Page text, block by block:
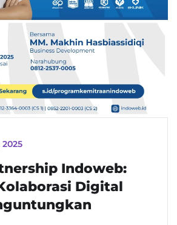
Indoweb:
Digital